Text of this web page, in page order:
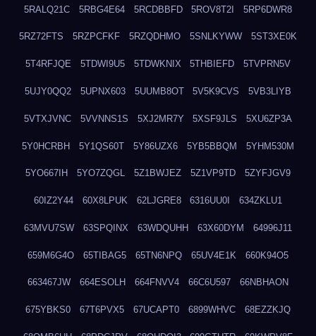
5RALQ21C 5RBG4E64 5RCDBBFD 5ROV8T2I 5RP6DWR8
5RZ72FTS 5RZPCFKF 5RZQDHMO 5SNLKYWW 5ST3XE0K
5T4RFJQE 5TDWI9U5 5TDWKNIX 5THBIEFD 5TVPRN5V
5UJY0QQ2 5UPNX603 5UUMB8OT 5V5K9CVS 5VB3LIYB
5VTXJVNC 5VVNNS1S 5XJ2MR7Y 5XSF9JLS 5XU6ZP3A
5Y0HCRBH 5Y1QS60T 5Y86UZX6 5YB5BBQM 5YHM530M
5YO667IH 5YO7ZQGL 5Z1BWJEZ 5Z1VP9TD 5ZYFJGV9
60IZ2Y44 60X8LPUK 62LJGRE8 6316UU0I 634ZKLU1
63MVU7SW 63SPQINX 63WDQUHH 63X60DYM 64996J11
659M6G4O 65TIBAG5 65TN6NPQ 65UV4E1K 660K94O5
663467JW 664ESOLH 664FNVV4 66C6U597 66NBHAON
675YBKS0 67T6PVX5 67UCAPT0 6899WHVC 68EZZKJQ